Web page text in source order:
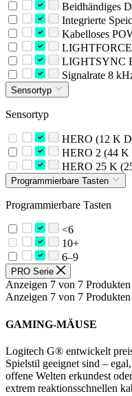
Beidhändiges
Integrierte
Kabelloses
LIGHTSYNC
Signalrate 8
Sensortyp
Sensortyp
HERO (12 K
HERO 2 (44 K
HERO 25 K
Programmierbare Tasten
Programmierbare Tasten
<6
10+
6–9
PRO Serie
Anzeigen 7 von 7 Produkten
Anzeigen 7 von 7 Produkten
GAMING-MÄUSE
Logitech G® entwickelt
Spielstil geeignet sind –
offene Welten erkundest
extrem reaktionsschnellen